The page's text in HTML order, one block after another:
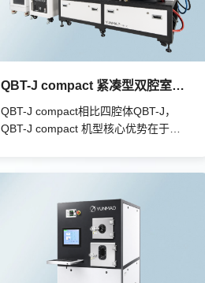
QBT-J compact 紧凑型双腔室双倾角超高真空镀膜系统
QBT-J compact相比四腔体QBT-J，
QBT-J compact 机型核心优势在于设
效率和产能。预处理腔室具备进样、
离子束刻蚀、氧化等功能。相较竞
品，整机采用超高真空设计，更能保
障超导量子芯片约瑟夫森结等对界面
超高洁净度、参数一致性要求严苛的